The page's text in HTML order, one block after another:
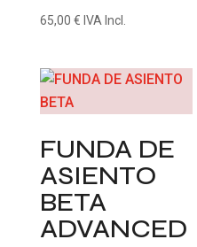
65,00 € IVA Incl.
FUNDA DE
ASIENTO
BETA
ADVANCED